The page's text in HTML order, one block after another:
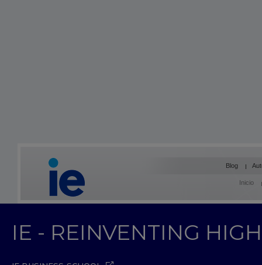
Blog
Inicio
IE - REINVENTING